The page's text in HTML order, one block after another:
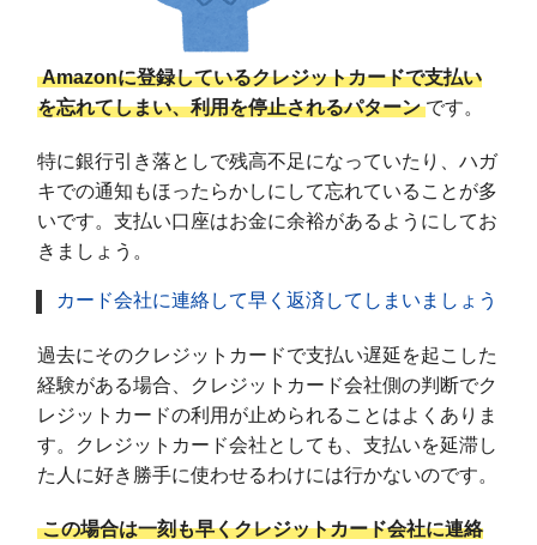
Amazonに登録しているクレジットカードで支払い
を忘れてしまい、利用を停止されるパターン です。
特に銀行引き落としで残高不足になっていたり、ハガ
キでの通知もほったらかしにして忘れていることが多
いです。支払い口座はお金に余裕があるようにしてお
きましょう。
カード会社に連絡して早く返済してしまいましょう
過去にそのクレジットカードで支払い遅延を起こした
経験がある場合、クレジットカード会社側の判断でク
レジットカードの利用が止められることはよくありま
す。クレジットカード会社としても、支払いを延滞し
た人に好き勝手に使わせるわけには行かないのです。
この場合は一刻も早くクレジットカード会社に連絡